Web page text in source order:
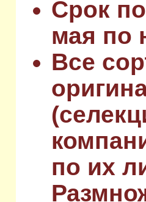
Срок
мая по
Все
по их